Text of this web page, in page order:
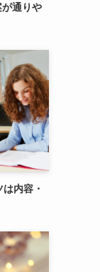
が通りや
内容・